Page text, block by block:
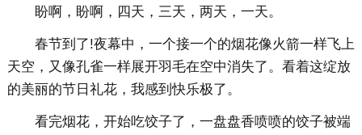
盼啊，盼啊，四天，三天，两天，一天。
春节到了!夜幕中，一个接一个的烟花像火箭一样飞上
天空，又像孔雀一样展开羽毛在空中消失了。看着这绽放
的美丽的节日礼花，我感到快乐极了。
看完烟花，开始吃饺子了，一盘盘香喷喷的饺子被端